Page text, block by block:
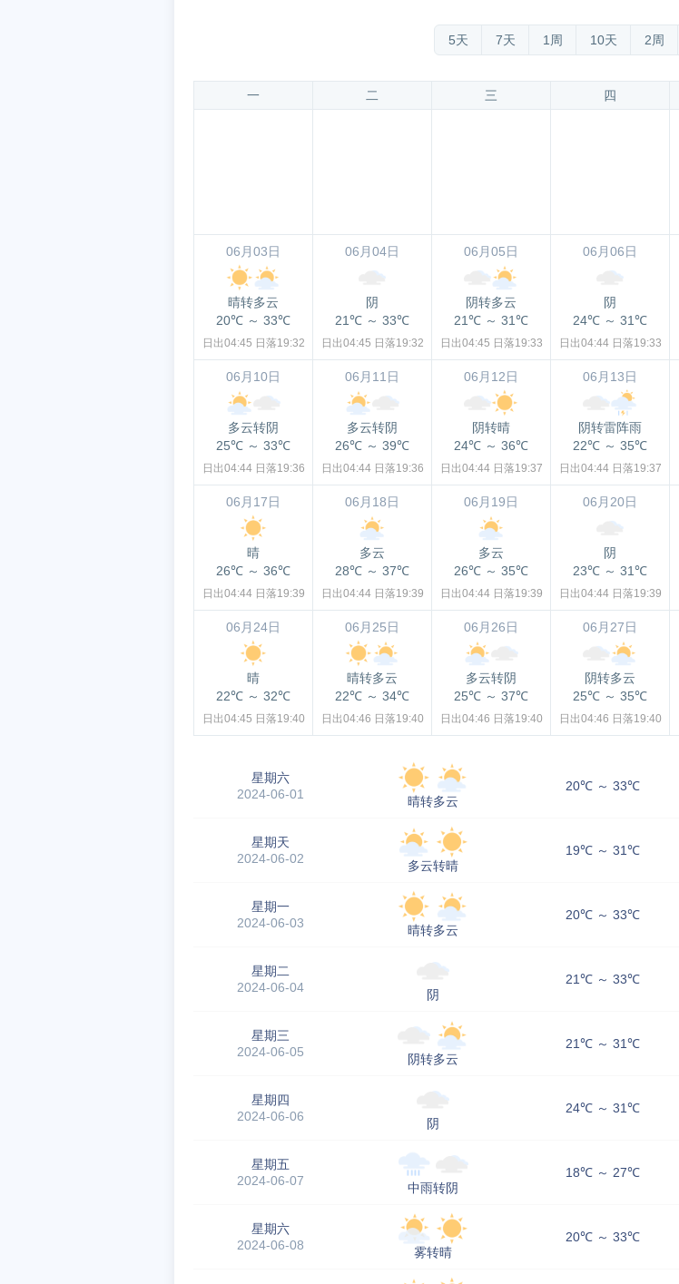
5天 7天 1周 10天 2周
一 二 三 四
06月03日
晴转多云
20℃ ～ 33℃
日出04:45 日落19:32
06月04日
阴
21℃ ～ 33℃
日出04:45 日落19:32
06月05日
阴转多云
21℃ ～ 31℃
日出04:45 日落19:33
06月06日
阴
24℃ ～ 31℃
日出04:44 日落19:33
06月10日
多云转阴
25℃ ～ 33℃
日出04:44 日落19:36
06月11日
多云转阴
26℃ ～ 39℃
日出04:44 日落19:36
06月12日
阴转晴
24℃ ～ 36℃
日出04:44 日落19:37
06月13日
阴转雷阵雨
22℃ ～ 35℃
日出04:44 日落19:37
06月17日
晴
26℃ ～ 36℃
日出04:44 日落19:39
06月18日
多云
28℃ ～ 37℃
日出04:44 日落19:39
06月19日
多云
26℃ ～ 35℃
日出04:44 日落19:39
06月20日
阴
23℃ ～ 31℃
日出04:44 日落19:39
06月24日
晴
22℃ ～ 32℃
日出04:45 日落19:40
06月25日
晴转多云
22℃ ～ 34℃
日出04:46 日落19:40
06月26日
多云转阴
25℃ ～ 37℃
日出04:46 日落19:40
06月27日
阴转多云
25℃ ～ 35℃
日出04:46 日落19:40
星期六
2024-06-01
晴转多云
20℃ ～ 33℃
星期天
2024-06-02
多云转晴
19℃ ～ 31℃
星期一
2024-06-03
晴转多云
20℃ ～ 33℃
星期二
2024-06-04
阴
21℃ ～ 33℃
星期三
2024-06-05
阴转多云
21℃ ～ 31℃
星期四
2024-06-06
阴
24℃ ～ 31℃
星期五
2024-06-07
中雨转阴
18℃ ～ 27℃
星期六
2024-06-08
雾转晴
20℃ ～ 33℃